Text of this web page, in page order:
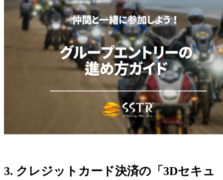
3. クレジットカード決済の「3Dセキュ